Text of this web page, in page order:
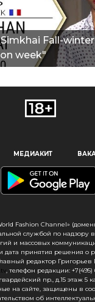
файлы cookie и
предпочтения
свое согласие
с
типа файлов. Если
данный
или не
Fall-
week"
МЕДИАКИТ
Fashion Channel»
службой по надзору
и массовых
дата принятия решения о
редактор
, телефон редакции:
пр., д.15 этаж 5
на сайте, защищены в
об